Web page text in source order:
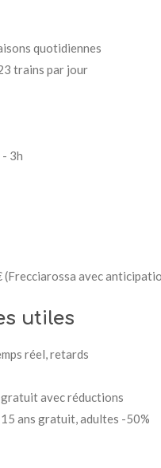
quotidiennes
trains par jour
3h
avec
utiles
réel, retards
avec réductions
ans gratuit, adultes -50%